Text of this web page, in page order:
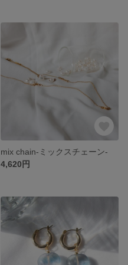
mix chain-ミックスチェーン-
4,620円